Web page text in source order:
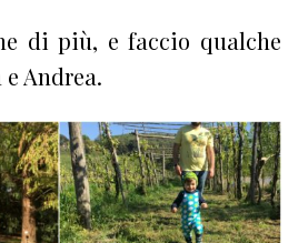
di più, e faccio qualche
Andrea.